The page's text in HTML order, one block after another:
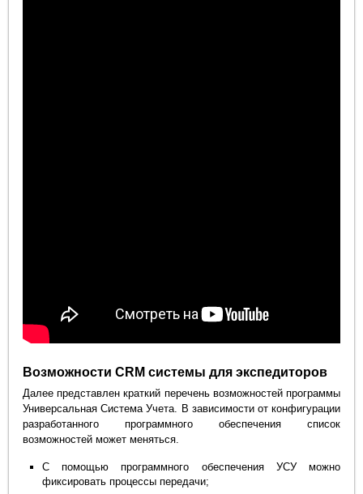
Возможности CRM системы для экспедиторов
Далее представлен краткий перечень возможностей программы
Универсальная Система Учета. В зависимости от конфигурации
разработанного программного обеспечения список
возможностей может меняться.
С помощью программного обеспечения УСУ можно
фиксировать процессы передачи;